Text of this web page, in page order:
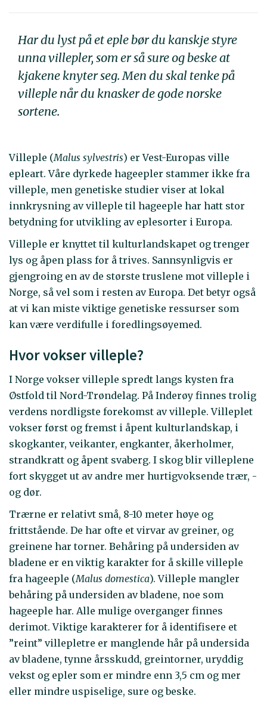
Har du lyst på et eple bør du kanskje styre
unna villepler, som er så sure og beske at
kjakene knyter seg. Men du skal tenke på
villeple når du knasker de gode norske
sortene.
Villeple (Malus sylvestris) er Vest-Europas ville
epleart. Våre dyrkede hageepler stammer ikke fra
villeple, men genetiske studier viser at lokal
innkrysning av villeple til hageeple har hatt stor
betydning for utvikling av eplesorter i Europa.
Villeple er knyttet til kulturlandskapet og trenger
lys og åpen plass for å trives. Sannsynligvis er
gjengroing en av de største truslene mot villeple i
Norge, så vel som i resten av Europa. Det betyr også
at vi kan miste viktige genetiske ressurser som
kan være verdifulle i foredlingsøyemed.
Hvor vokser villeple?
I Norge vokser villeple spredt langs kysten fra
Østfold til Nord-Trøndelag. På Inderøy finnes trolig
verdens nordligste forekomst av villeple. Villeplet
vokser først og fremst i åpent kulturlandskap, i
skogkanter, veikanter, engkanter, åkerholmer,
strandkratt og åpent svaberg. I skog blir villeplene
fort skygget ut av andre mer hurtigvoksende trær, -
og dør.
Trærne er relativt små, 8-10 meter høye og
frittstående. De har ofte et virvar av greiner, og
greinene har torner. Behåring på undersiden av
bladene er en viktig karakter for å skille villeple
fra hageeple (Malus domestica). Villeple mangler
behåring på undersiden av bladene, noe som
hageeple har. Alle mulige overganger finnes
derimot. Viktige karakterer for å identifisere et
”reint” villepletre er manglende hår på undersida
av bladene, tynne årsskudd, greintorner, uryddig
vekst og epler som er mindre enn 3,5 cm og mer
eller mindre uspiselige, sure og beske.